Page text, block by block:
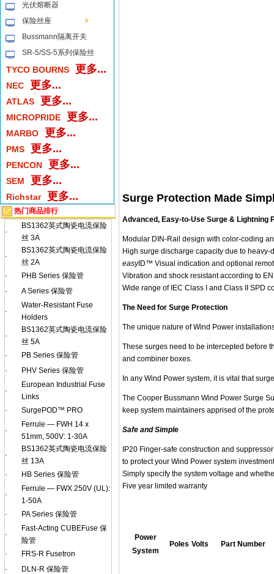
光伏熔断器
保险丝座
Bussmann隔离开关
SR-5/SS-5系列保险丝
TYCO BOURNS 更多...
NEC 更多...
ATLAS 更多...
MICROPRIDE 更多...
MARBO 更多...
PMS 更多...
PENCON 更多...
SEM 更多...
Richstar 更多...
热门商品排行
·
BS1362英式陶瓷电流保险
丝 3A
·
BS1362英式陶瓷电流保险
丝 2A
·
PHB Series 保险管
·
A Series 保险管
·
Water-Resistant Fuse
Holders
·
BS1362英式陶瓷电流保险
丝 5A
·
PB Series 保险管
·
PHV Series 保险管
·
European Industrial Fuse
Links
·
SurgePOD™ PRO
·
Ferrule — FWH 14 x
51mm, 500V: 1-30A
·
BS1362英式陶瓷电流保险
丝 13A
·
HB Series 保险管
·
Ferrule — FWX 250V (UL):
1-50A
·
PA Series 保险管
·
Fast-Acting CUBEFuse 保
险管
·
FRS-R Fusetron
·
DLN-R 保险管
Surge Protection Made
Advanced, Easy-to-Use Surge & Lightning
Modular DIN-Rail design with color-coding
High surge discharge capacity due to
easyID™ Visual indication and optional
Vibration and shock resistant according to
Wide range of IEC Class I and Class II SPD
The Need for Surge Protection
The unique nature of Wind Power
These surges need to be intercepted before
and combiner boxes.
In any Wind Power system, it is vital that
The Cooper Bussmann Wind Power Surge
keep system maintainers apprised of the
Safe and Simple
IP20 Finger-safe construction and
to protect your Wind Power system investment
Simply specify the system voltage and
Five year limited warranty
Power
System
Poles Volts Part Number